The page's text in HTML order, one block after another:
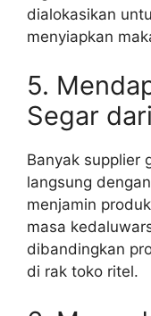
dialokasikan
menyiapkan
5.
Segar
Banyak supplier
langsung
menjamin
masa
dibandingkan
di rak toko ritel.